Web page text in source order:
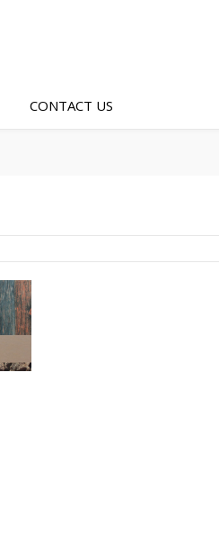
CONTACT US